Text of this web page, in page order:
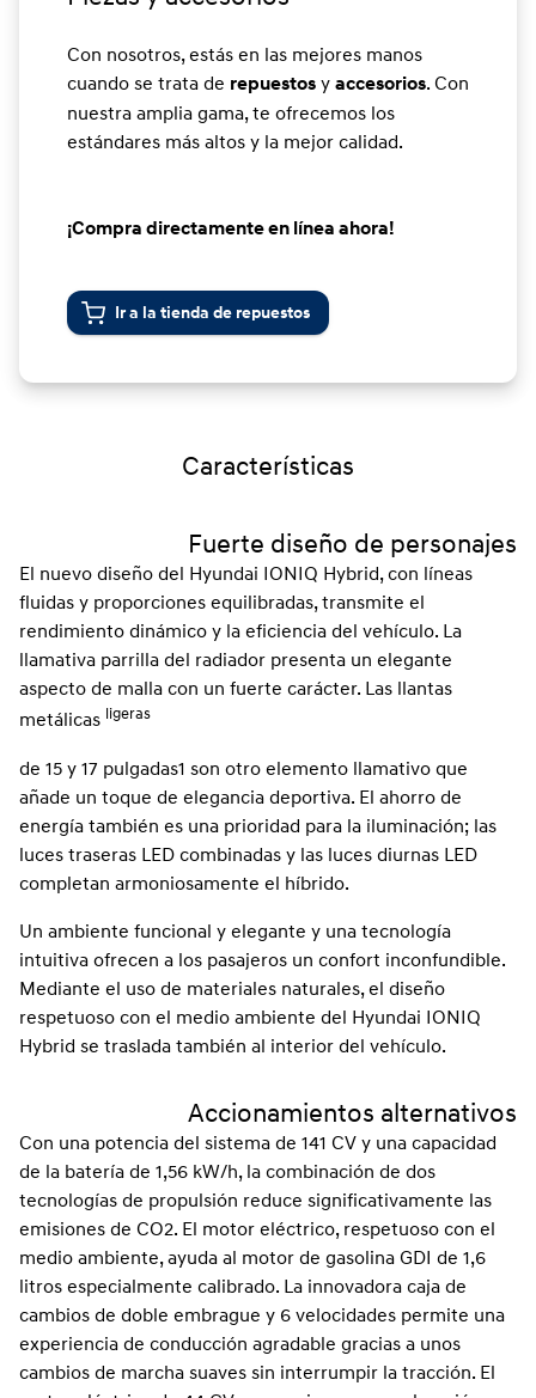
Con nosotros, estás en las mejores manos
cuando se trata de repuestos y accesorios. Con
nuestra amplia gama, te ofrecemos los
estándares más altos y la mejor calidad.
¡Compra directamente en línea ahora!
Ir a la tienda de repuestos
Características
Fuerte diseño de personajes
El nuevo diseño del Hyundai IONIQ Hybrid, con líneas
fluidas y proporciones equilibradas, transmite el
rendimiento dinámico y la eficiencia del vehículo. La
llamativa parrilla del radiador presenta un elegante
aspecto de malla con un fuerte carácter. Las llantas
metálicas ligeras
de 15 y 17 pulgadas1 son otro elemento llamativo que
añade un toque de elegancia deportiva. El ahorro de
energía también es una prioridad para la iluminación; las
luces traseras LED combinadas y las luces diurnas LED
completan armoniosamente el híbrido.
Un ambiente funcional y elegante y una tecnología
intuitiva ofrecen a los pasajeros un confort inconfundible.
Mediante el uso de materiales naturales, el diseño
respetuoso con el medio ambiente del Hyundai IONIQ
Hybrid se traslada también al interior del vehículo.
Accionamientos alternativos
Con una potencia del sistema de 141 CV y una capacidad
de la batería de 1,56 kW/h, la combinación de dos
tecnologías de propulsión reduce significativamente las
emisiones de CO2. El motor eléctrico, respetuoso con el
medio ambiente, ayuda al motor de gasolina GDI de 1,6
litros especialmente calibrado. La innovadora caja de
cambios de doble embrague y 6 velocidades permite una
experiencia de conducción agradable gracias a unos
cambios de marcha suaves sin interrumpir la tracción. El